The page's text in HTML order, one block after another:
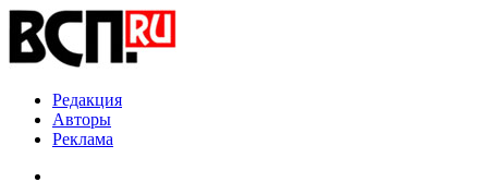
Редакция
Авторы
Реклама